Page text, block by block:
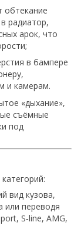
радиатор,
арок, что
в бампере
и камерам.
«дыхание»,
съёмные
под
вид кузова,
или переводя
S‑line, AMG,